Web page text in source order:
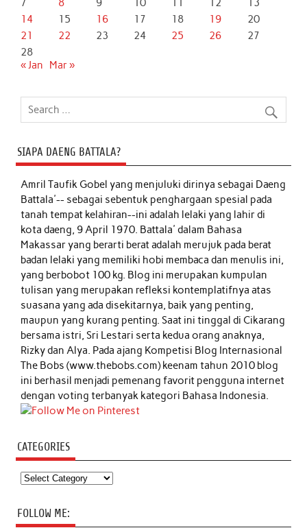
7 8 9 10 12
13
14
15 16 17 18 19
20
21
22 23 24 25 26
27
28
« Jan
Mar »
SIAPA DAENG BATTALA?
Amril Taufik Gobelyang menjuluki dirinya sebagai Daeng
Battala'-- sebagai sebentuk penghargaan spesial pada
tanah tempat kelahiran--ini adalah lelaki yang lahir di
kota daeng, 9 April 1970. Battala' dalam Bahasa
Makassar yang berarti berat adalah merujuk pada berat
badan lelaki yang memiliki hobi membaca dan menulis ini,
yang berbobot 100 kg. Blog ini merupakan kumpulan
tulisan yang merupakan refleksi kontemplatifnya atas
suasana yang ada disekitarnya, baik yang penting,
maupun yang kurang penting. Saat ini tinggal di Cikarang
bersama istri, Sri Lestari serta kedua orang anaknya,
Rizky dan Alya. Pada ajang Kompetisi Blog Internasional
The Bobs (www.thebobs.com) keenam tahun 2010 blog
ini berhasil menjadi pemenang favorit pengguna internet
dengan voting terbanyak kategori Bahasa Indonesia.
CATEGORIES
Categories
FOLLOW ME: